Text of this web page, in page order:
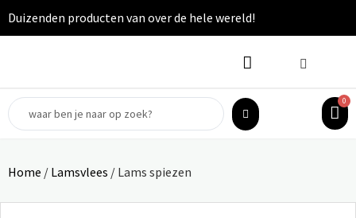
Duizenden producten van over de hele wereld!
0
Home / Lamsvlees / Lams spiezen